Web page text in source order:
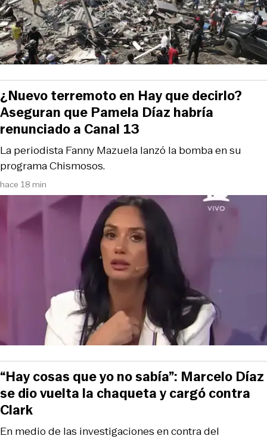
hace 18 min
La periodista Fanny Mazuela lanzó la bomba en su
programa Chismosos.
¿Nuevo terremoto en Hay que decirlo?
Aseguran que Pamela Díaz habría
renunciado a Canal 13
En medio de las investigaciones en contra del
“Hay cosas que yo no sabía”: Marcelo Díaz
se dio vuelta la chaqueta y cargó contra
Clark